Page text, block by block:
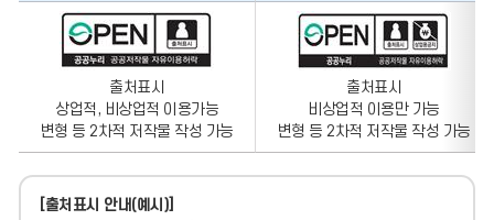
출처표시
상업적, 비상업적 이용가능
변형 등 2차적 저작물 작성 가능
출처표시
비상업적 이용만 가능
변형 등 2차적 저작물 작성 가능
[출처표시 안내(예시)]